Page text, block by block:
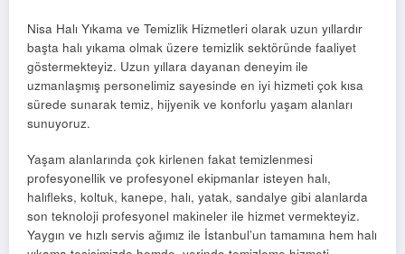
Nisa Halı Yıkama ve Temizlik Hizmetleri olarak uzun yıllardır
başta halı yıkama olmak üzere temizlik sektöründe faaliyet
göstermekteyiz. Uzun yıllara dayanan deneyim ile
uzmanlaşmış personelimiz sayesinde en iyi hizmeti çok kısa
sürede sunarak temiz, hijyenik ve konforlu yaşam alanları
sunuyoruz.
Yaşam alanlarında çok kirlenen fakat temizlenmesi
profesyonellik ve profesyonel ekipmanlar isteyen halı,
halıfleks, koltuk, kanepe, halı, yatak, sandalye gibi alanlarda
son teknoloji profesyonel makineler ile hizmet vermekteyiz.
Yaygın ve hızlı servis ağımız ile İstanbul’un tamamına hem halı